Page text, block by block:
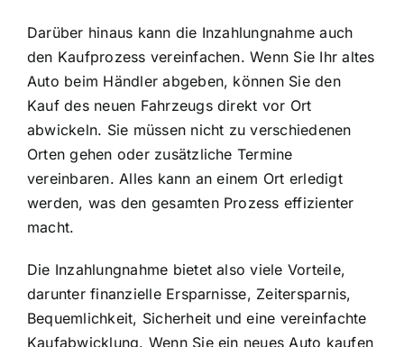
Darüber hinaus kann die Inzahlungnahme auch
den Kaufprozess vereinfachen. Wenn Sie Ihr altes
Auto beim Händler abgeben, können Sie den
Kauf des neuen Fahrzeugs direkt vor Ort
abwickeln. Sie müssen nicht zu verschiedenen
Orten gehen oder zusätzliche Termine
vereinbaren. Alles kann an einem Ort erledigt
werden, was den gesamten Prozess effizienter
macht.
Die Inzahlungnahme bietet also viele Vorteile,
darunter finanzielle Ersparnisse, Zeitersparnis,
Bequemlichkeit, Sicherheit und eine vereinfachte
Kaufabwicklung. Wenn Sie ein neues Auto kaufen